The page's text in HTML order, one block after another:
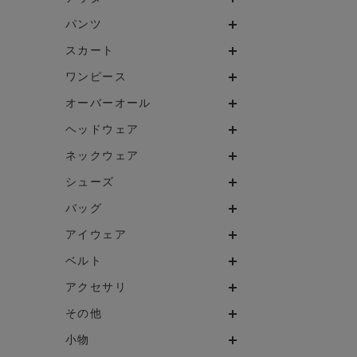
パンツ
スカート
ワンピース
オーバーオール
ヘッドウェア
ネックウェア
シューズ
バッグ
アイウェア
ベルト
アクセサリ
その他
小物